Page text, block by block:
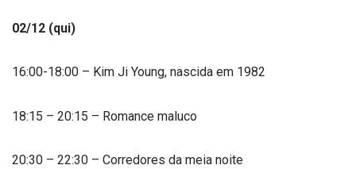
02/12 (qui)
16:00-18:00 – Kim Ji Young, nascida em 1982
18:15 – 20:15 – Romance maluco
20:30 – 22:30 – Corredores da meia noite